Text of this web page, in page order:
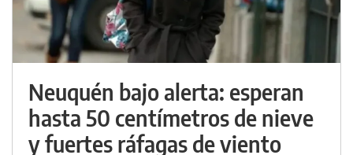
Neuquén bajo alerta: esperan
hasta 50 centímetros de nieve
y fuertes ráfagas de viento